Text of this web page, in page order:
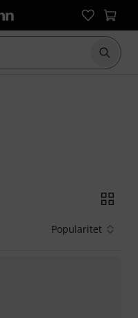
Start
Popularitet